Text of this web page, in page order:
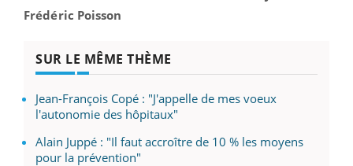
Frédéric Poisson
SUR LE MÊME THÈME
Jean-François Copé : "J'appelle de mes voeux
l'autonomie des hôpitaux"
Alain Juppé : "Il faut accroître de 10 % les moyens
pour la prévention"